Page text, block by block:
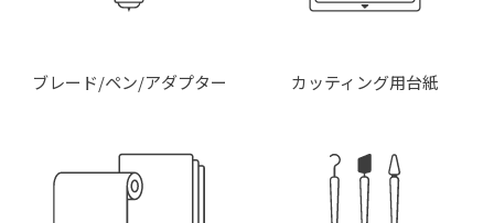
ブレード/ペン/アダプター カッティング用台紙